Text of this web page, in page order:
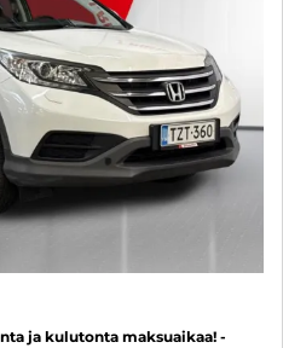
ja kulutonta maksuaikaa! -